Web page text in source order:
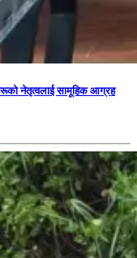
नेतृत्वलाई सामूहिक आग्रह